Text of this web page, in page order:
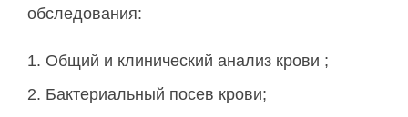
обследования:
Общий и клинический анализ крови ;
Бактериальный посев крови;